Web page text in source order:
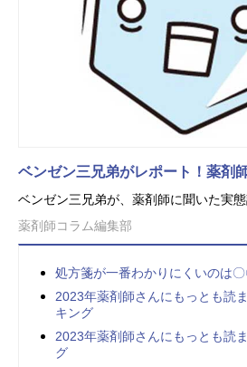
ベンゼン三兄弟がレポート！薬剤
ベンゼン三兄弟が、薬剤師に聞いた実
薬剤師コラム編集部
処方箋が一番わかりにくいのは〇
2023年薬剤師さんにもっとも読
キング
2023年薬剤師さんにもっとも読
グ